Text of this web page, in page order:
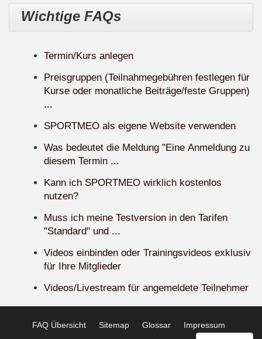
Wichtige FAQs
Termin/Kurs anlegen
Preisgruppen (Teilnahmegebühren festlegen für
Kurse oder monatliche Beiträge/feste Gruppen)
...
SPORTMEO als eigene Website verwenden
Was bedeutet die Meldung "Eine Anmeldung zu
diesem Termin ...
Kann ich SPORTMEO wirklich kostenlos
nutzen?
Muss ich meine Testversion in den Tarifen
"Standard" und ...
Videos einbinden oder Trainingsvideos exklusiv
für Ihre Mitglieder
Videos/Livestream für angemeldete Teilnehmer
FAQ Übersicht Sitemap Glossar Impressum